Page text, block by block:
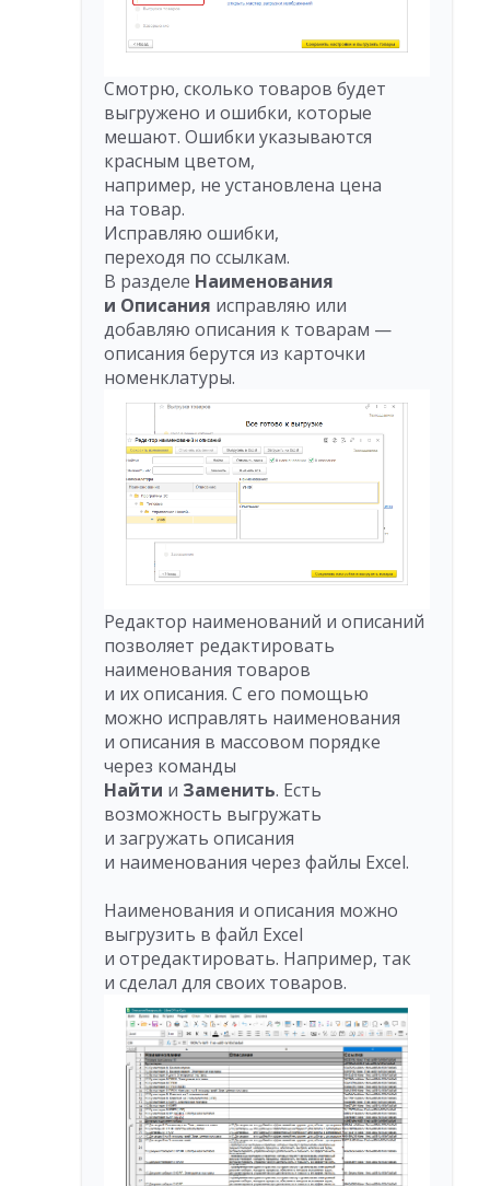
Смотрю, сколько товаров будет
выгружено и ошибки, которые
мешают. Ошибки указываются
красным цветом,
например, не установлена цена
на товар.
Исправляю ошибки,
переходя по ссылкам.
В разделе Наименования
и Описания исправляю или
добавляю описания к товарам —
описания берутся из карточки
номенклатуры.
Редактор наименований и описаний
позволяет редактировать
наименования товаров
и их описания. С его помощью
можно исправлять наименования
и описания в массовом порядке
через команды
Найти и Заменить. Есть
возможность выгружать
и загружать описания
и наименования через файлы Excel.
Наименования и описания можно
выгрузить в файл Excel
и отредактировать. Например, так
и сделал для своих товаров.